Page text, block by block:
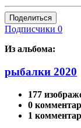
Поделиться
Подписчики 0
Из альбома:
рыбалки 2020
177
0
1